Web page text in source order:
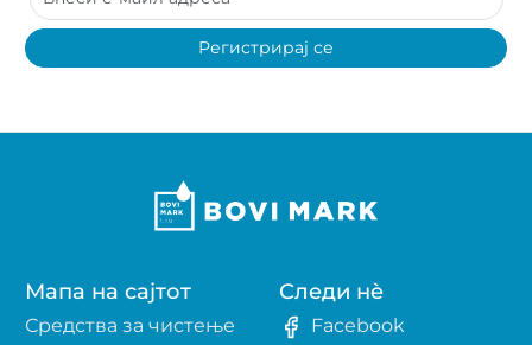
Регистрирај се
Мапа на сајтот
Средства за чистење
Следи нè
Facebook